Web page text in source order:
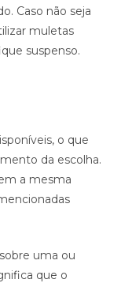
Caso não seja
muletas
suspenso.
o que
da escolha.
a mesma
uma ou
que o